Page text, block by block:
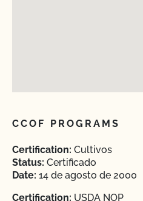
CCOF PROGRAMS
Certification: Cultivos
Status: Certificado
Date: 14 de agosto de 2000
Certification: USDA NOP